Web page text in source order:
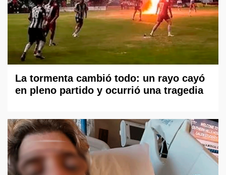
La tormenta cambió todo: un rayo cayó
en pleno partido y ocurrió una tragedia